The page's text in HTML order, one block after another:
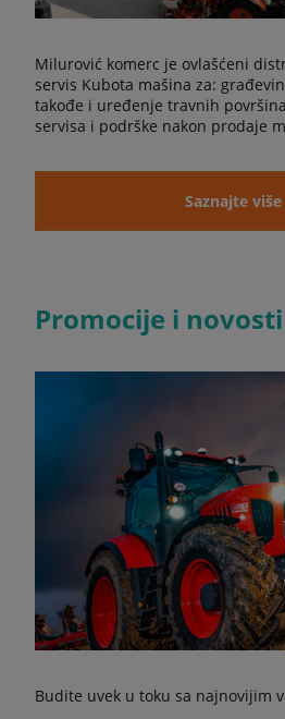
Milurović komerc je ovlašćeni
servis Kubota mašina za:
takođe i uređenje travnih
servisa i podrške nakon prodaje
Saznajte više
Promocije i novosti
Budite uvek u toku sa najnovijim